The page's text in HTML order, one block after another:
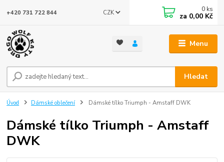
Menu
CZK
Hledat
+420 731 722 844 0 ks
za 0,00 Kč
Úvod Dámské oblečení Dámské tílko Triumph - Amstaff DWK
Dámské tílko Triumph - Amstaff
DWK